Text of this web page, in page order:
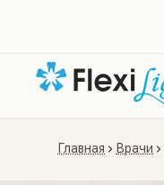
Главная Врачи